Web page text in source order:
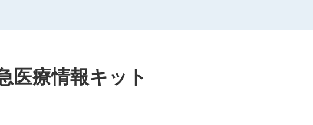
療情報キット